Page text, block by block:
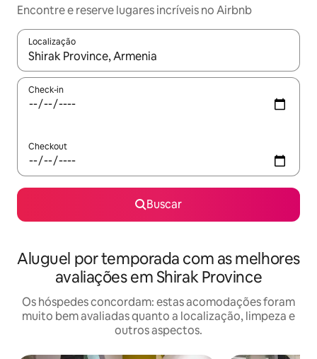
Encontre e reserve lugares incríveis no Airbnb
Localização
Quando os resultados estiverem disponíveis, explore-os
Check-in
Checkout
Buscar
Aluguel por temporada com as melhores
avaliações em Shirak Province
Os hóspedes concordam: estas acomodações foram
muito bem avaliadas quanto a localização, limpeza e
outros aspectos.